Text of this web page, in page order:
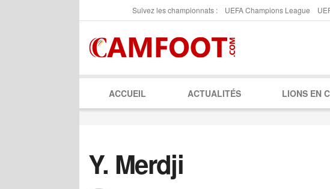
Suivez les championnats : UEFA Champions League
ACCUEIL ACTUALITÉS LIONS EN
Y. Merdji